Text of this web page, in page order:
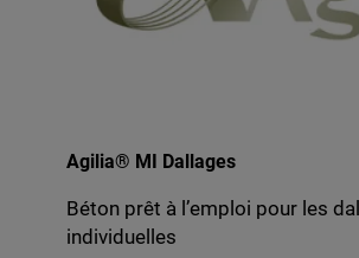
Agilia® MI Dallages
Béton prêt à l’emploi pour les
individuelles